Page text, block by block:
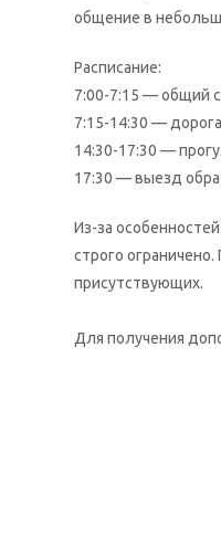
общение в
Расписание:
7:00-7:15 — общий
7:15-14:30 —
14:30-17:30 —
17:30 — выезд
Из-за
строго
присутствующих.
Для получения